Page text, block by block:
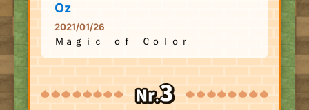
Oz
2021/01/26
Ｍａｇｉｃ ｏｆ Ｃｏｌｏｒ